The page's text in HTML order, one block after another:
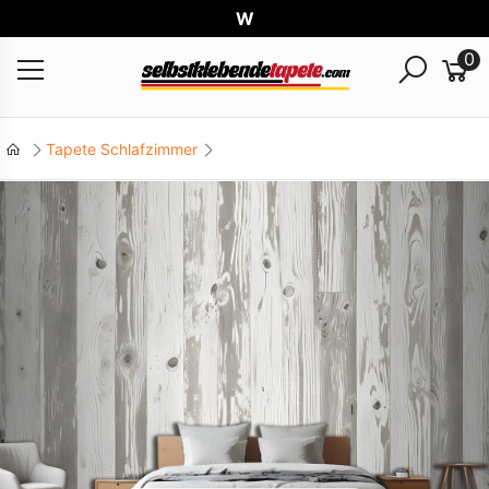
Weltw
0
Tapete Schlafzimmer